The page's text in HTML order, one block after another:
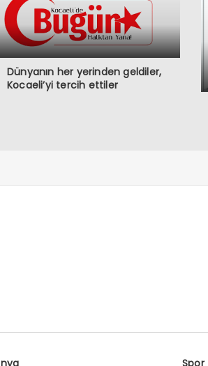
Dünyanın her yerinden geldiler,
Kocaeli’yi tercih ettiler